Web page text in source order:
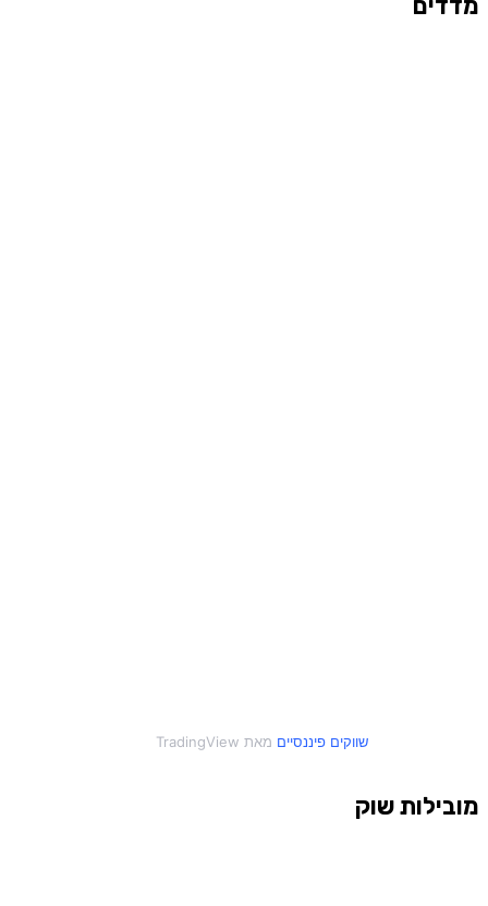
שווקים פיננסיים מאת TradingView
מובילות שוק